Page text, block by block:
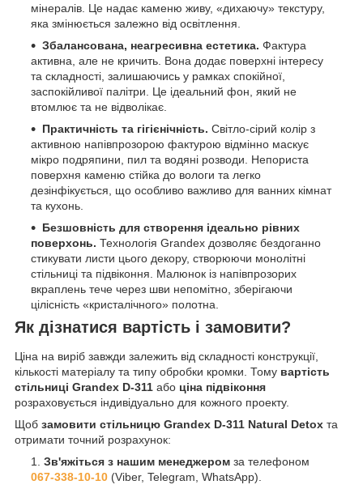
мінералів. Це надає каменю живу, «дихаючу» текстуру,
яка змінюється залежно від освітлення.
Збалансована, неагресивна естетика. Фактура
активна, але не кричить. Вона додає поверхні інтересу
та складності, залишаючись у рамках спокійної,
заспокійливої палітри. Це ідеальний фон, який не
втомлює та не відволікає.
Практичність та гігієнічність. Світло-сірий колір з
активною напівпрозорою фактурою відмінно маскує
мікро подряпини, пил та водяні розводи. Непориста
поверхня каменю стійка до вологи та легко
дезінфікується, що особливо важливо для ванних кімнат
та кухонь.
Безшовність для створення ідеально рівних
поверхонь. Технологія Grandex дозволяє бездоганно
стикувати листи цього декору, створюючи монолітні
стільниці та підвіконня. Малюнок із напівпрозорих
вкраплень тече через шви непомітно, зберігаючи
цілісність «кристалічного» полотна.
Як дізнатися вартість і замовити?
Ціна на виріб завжди залежить від складності конструкції,
кількості матеріалу та типу обробки кромки. Тому вартість
стільниці Grandex D-311 або ціна підвіконня
розраховується індивідуально для кожного проекту.
Щоб замовити стільницю Grandex D-311 Natural Detox та
отримати точний розрахунок:
Зв'яжіться з нашим менеджером за телефоном
067-338-10-10 (Viber, Telegram, WhatsApp).